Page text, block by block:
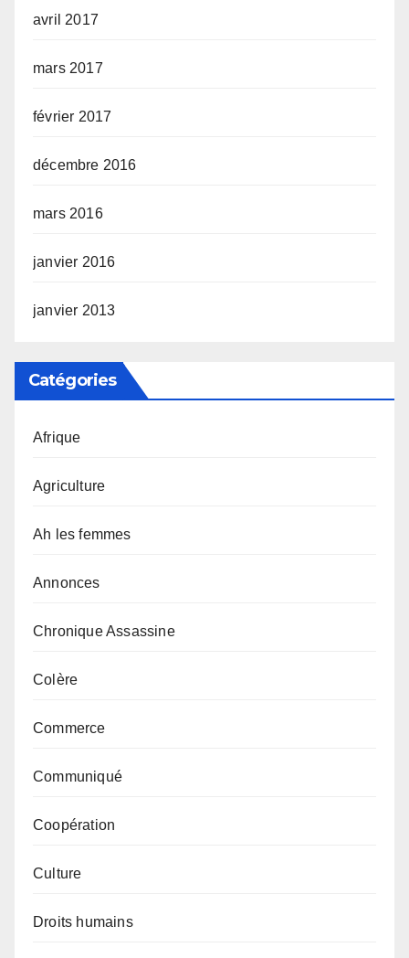
avril 2017
mars 2017
février 2017
décembre 2016
mars 2016
janvier 2016
janvier 2013
Catégories
Afrique
Agriculture
Ah les femmes
Annonces
Chronique Assassine
Colère
Commerce
Communiqué
Coopération
Culture
Droits humains